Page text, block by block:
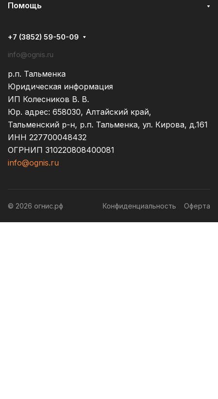
Помощь
+7 (3852) 59-50-09
info@ognis.ru
р.п. Тальменка
Юридическая информация
ИП Колесников В. В.
Юр. адрес: 658030, Алтайский край,
Тальменский р-н, р.п. Тальменка, ул. Кирова, д.161
ИНН 227700048432
ОГРНИП 310220808400081
info@ognis.ru
© 2026 огнис.рф Конфиденциальность Оферта